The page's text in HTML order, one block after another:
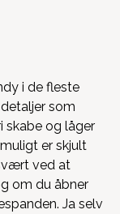
i de fleste
som
skabe og låger
er skjult
ved at
om du åbner
Ja selv